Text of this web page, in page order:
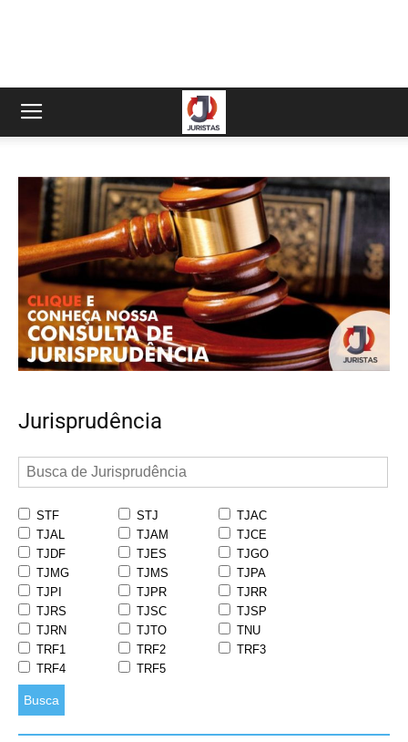
Jurisprudência
STF STJ
TJAC
TJAL
TJAM
TJCE
TJDF
TJES
TJGO
TJMG
TJMS
TJPA
TJPI
TJPR
TJRR
TJRS
TJSC
TJSP
TJRN
TJTO
TNU
TRF1
TRF2
TRF3
TRF4
TRF5
Busca